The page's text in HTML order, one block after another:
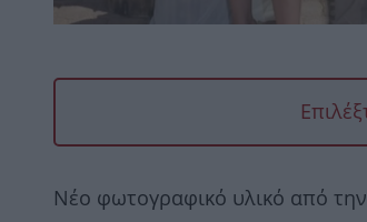
Νέο φωτογραφικό υλικό από